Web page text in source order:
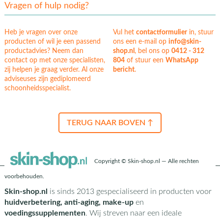
Vragen of hulp nodig?
Heb je vragen over onze
producten of wil je een passend
productadvies? Neem dan
contact op met onze specialisten,
zij helpen je graag verder. Al onze
adviseuses zijn gediplomeerd
schoonheidsspecialist.
Vul hetcontactformulierin, stuur
ons een e-mail opinfo@skin-
shop.nl, bel ons op0412 - 312
804 of stuur eenWhatsApp
bericht.
TERUG NAAR BOVEN ↑
Copyright © Skin-shop.nl — Alle rechten
voorbehouden.
Skin-shop.nl is sinds 2013 gespecialiseerd in producten voor
huidverbetering, anti-aging, make-upen
voedingssupplementen. Wij streven naar een ideale